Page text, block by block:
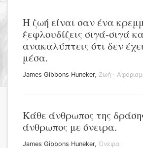
Η ζωή είναι σαν ένα
ξεφλουδίζεις σιγά-σιγά
ανακαλύπτεις ότι δεν
μέσα.
James Gibbons Huneker, Ζωή ·
Κάθε άνθρωπος της
άνθρωπος με όνειρα.
James Gibbons Huneker, Όνειρα ·